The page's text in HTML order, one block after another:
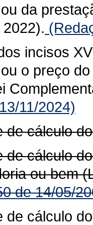
da
incisos
o preço
11/2024)
de cálculo
de cálculo
ou bem
de 14/05/
de cálculo